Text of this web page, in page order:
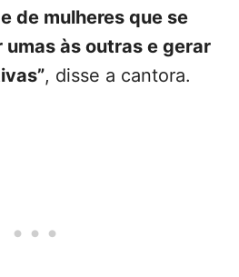
de mulheres que se
umas às outras e gerar
, disse a cantora.